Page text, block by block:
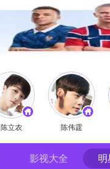
陈立农
陈伟霆
影视大全 明